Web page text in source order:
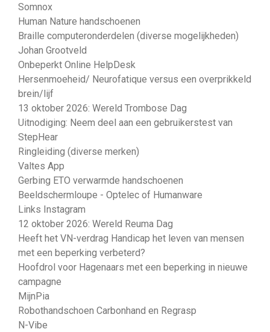
Somnox
Human Nature handschoenen
Braille computeronderdelen (diverse mogelijkheden)
Johan Grootveld
Onbeperkt Online HelpDesk
Hersenmoeheid/ Neurofatique versus een overprikkeld
brein/lijf
13 oktober 2026: Wereld Trombose Dag
Uitnodiging: Neem deel aan een gebruikerstest van
StepHear
Ringleiding (diverse merken)
Valtes App
Gerbing ETO verwarmde handschoenen
Beeldschermloupe - Optelec of Humanware
Links Instagram
12 oktober 2026: Wereld Reuma Dag
Heeft het VN-verdrag Handicap het leven van mensen
met een beperking verbeterd?
Hoofdrol voor Hagenaars met een beperking in nieuwe
campagne
MijnPia
Robothandschoen Carbonhand en Regrasp
N-Vibe